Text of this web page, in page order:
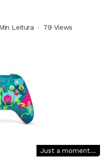
Leitura 79 Views
Just a moment...